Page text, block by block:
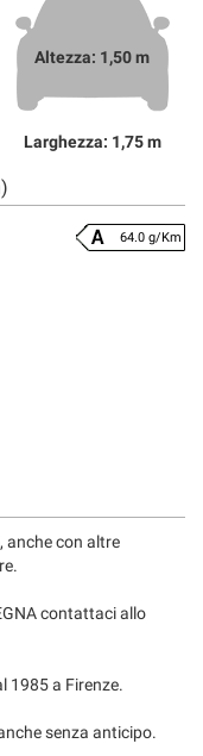
Altezza: 1,50 m
Larghezza: 1,75 m
64.0 g/Km
anche con altre
contattaci allo
1985 a Firenze.
senza anticipo.